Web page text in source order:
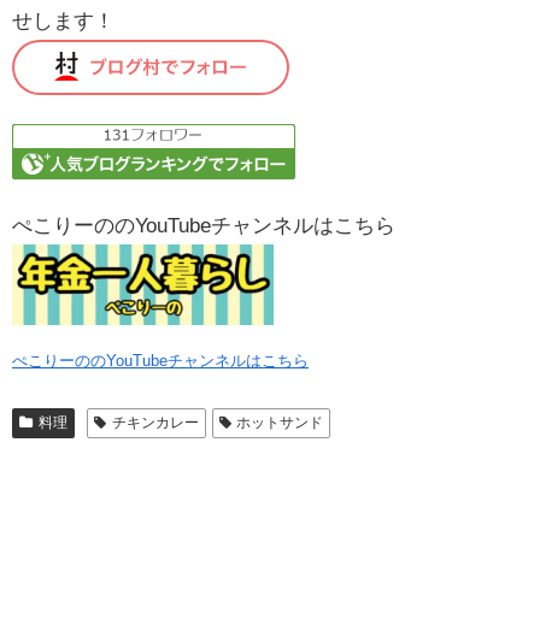
せします！
ぺこりーののYouTubeチャンネルはこちら
ぺこりーののYouTubeチャンネルはこちら
料理 チキンカレー ホットサンド